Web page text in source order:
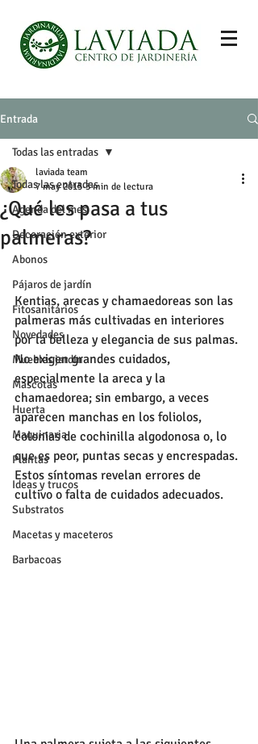
Entrada
Todas las entradas
Agenda del mes
Decoración exterior
Abonos
Pájaros de jardín
Fitosanitarios
Novedades
Muebles jardín
Mascotas
Huerta
Maquinaria
Plantas
Ideas y trucos
Substratos
Macetas y maceteros
Barbacoas
Todas las entradas
¿Qué les pasa a tus
palmeras?
laviada team
7 may 2015 3 min de lectura
Kentias, arecas y chamaedoreas son las
palmeras más cultivadas en interiores
por la belleza y elegancia de sus palmas.
No exigen grandes cuidados,
especialmente la areca y la
chamaedorea; sin embargo, a veces
aparecen manchas en los foliolos,
colonias de cochinilla algodonosa o, lo
que es peor, puntas secas y encrespadas.
Estos síntomas revelan errores de
cultivo o falta de cuidados adecuados.